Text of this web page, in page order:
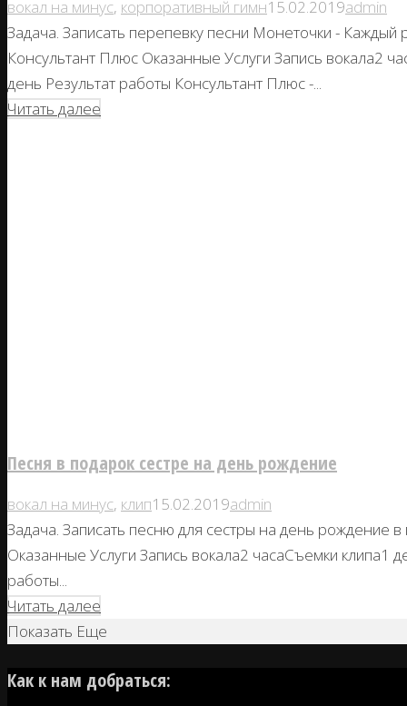
вокал на минус, корпоративный гимн15.02.2019admin
Задача. Записать перепевку песни Монеточки - Каждый
Консультант Плюс Оказанные Услуги Запись вокала2
день Результат работы Консультант Плюс -...
Читать далее
Песня в подарок сестре на день рождение
вокал на минус, клип15.02.2019admin
Задача. Записать песню для сестры на день рождение
Оказанные Услуги Запись вокала2 часаСъемки
работы...
Читать далее
Показать Еще
Как к нам добраться: